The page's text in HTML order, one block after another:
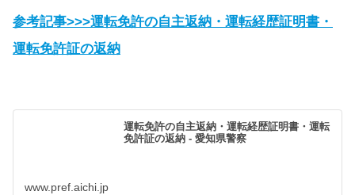
参考記事>>>運転免許の自主返納・運転経歴証明書・
運転免許証の返納
運転免許の自主返納・運転経歴証明書・運転
免許証の返納 - 愛知県警察
www.pref.aichi.jp